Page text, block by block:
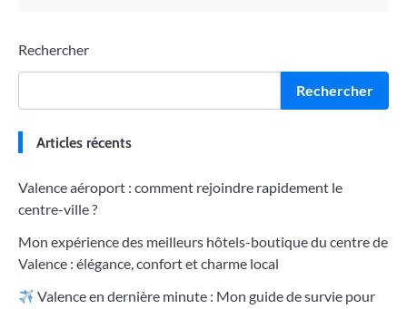
Rechercher
Rechercher
Articles récents
Valence aéroport : comment rejoindre rapidement le
centre-ville ?
Mon expérience des meilleurs hôtels-boutique du centre de
Valence : élégance, confort et charme local
Valence en dernière minute : Mon guide de survie pour